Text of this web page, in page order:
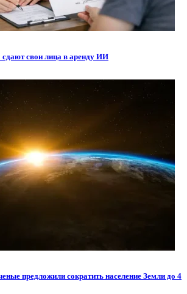
свои лица в аренду ИИ
предложили сократить население Земли до 4